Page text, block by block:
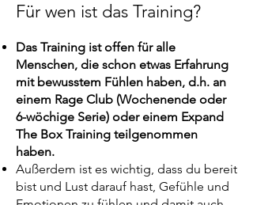
Für wen ist das Training?
Das Training ist offen für alle
Menschen, die schon etwas Erfahrung
mit bewusstem Fühlen haben, d.h. an
einem Rage Club (Wochenende oder
6-wöchige Serie) oder einem Expand
The Box Training teilgenommen
haben.
Außerdem ist es wichtig, dass du bereit
bist und Lust darauf hast, Gefühle und